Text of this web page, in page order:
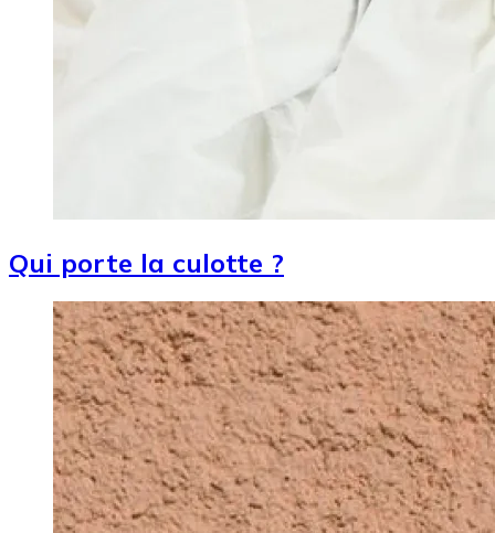
Qui porte la culotte ?
Image